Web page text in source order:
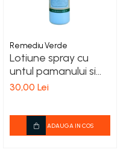
Remediu Verde
Lotiune spray cu
untul pamanului si
alte 15 plante
30,00 Lei
ADAUGA IN COS